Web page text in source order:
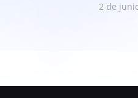
2 de